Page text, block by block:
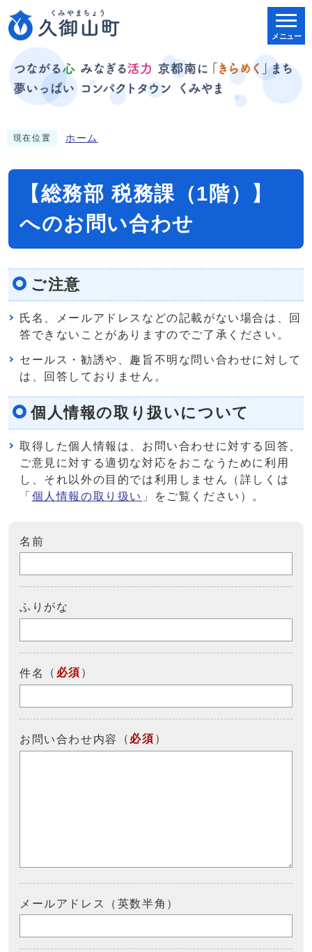
メニュー
現在位置 ホーム
【総務部 税務課（1階）】
へのお問い合わせ
ご注意
氏名、メールアドレスなどの記載がない場合は、回
答できないことがありますのでご了承ください。
セールス・勧誘や、趣旨不明な問い合わせに対して
は、回答しておりません。
個人情報の取り扱いについて
取得した個人情報は、お問い合わせに対する回答、
ご意見に対する適切な対応をおこなうために利用
し、それ以外の目的では利用しません（詳しくは
「 個人情報の取り扱い 」をご覧ください）。
名前
ふりがな
件名 （ 必須 ）
お問い合わせ内容 （ 必須 ）
メールアドレス（英数半角）